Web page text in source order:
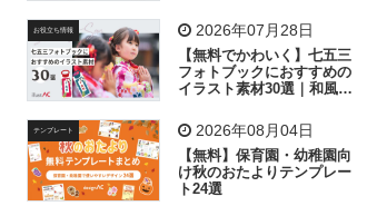
子供 作業員 葉 相談 ピクトグラム
お役立ち情報 2026年07月28日
【無料でかわいく】七五三
フォトブックにおすすめの
イラスト素材30選｜和風の
テンプレート 2026年08月04日
【無料】保育園・幼稚園向
け秋のおたよりテンプレー
ト24選